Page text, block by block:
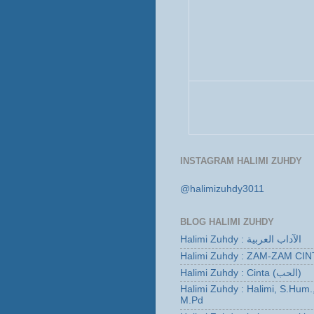
INSTAGRAM HALIMI ZUHDY
@halimizuhdy3011
BLOG HALIMI ZUHDY
Halimi Zuhdy : الآداب العربية
Halimi Zuhdy : ZAM-ZAM
Halimi Zuhdy : Cinta (الحب)
Halimi Zuhdy : Halimi,
M.Pd